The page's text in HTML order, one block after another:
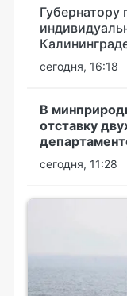
Губернатору
сегодня, 16:18
В
отставку
сегодня, 11:28